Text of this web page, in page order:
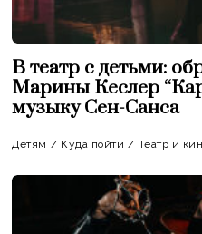
В театр с детьми:
Марины Кеслер
музыку Сен-Санса
Детям / Куда пойти / Театр и